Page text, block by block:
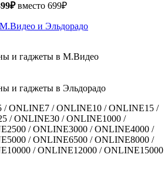
вместо 699₽
и Эльдорадо
и гаджеты в М.Видео
и гаджеты в Эльдорадо
ONLINE7 / ONLINE10 / ONLINE15 /
/ ONLINE30 / ONLINE1000 /
/ ONLINE3000 / ONLINE4000 /
/ ONLINE6500 / ONLINE8000 /
/ ONLINE12000 / ONLINE15000